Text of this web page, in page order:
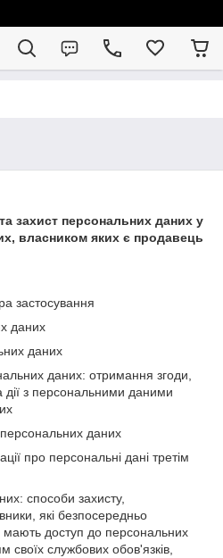
захист персональних даних у
власником яких є продавець
застосування
даних
даних
даних: отримання згоди,
з персональними даними
даних
про персональні дані третім
способи захисту,
які безпосередньо
мають доступ до персональних
своїх службових обов'язків,